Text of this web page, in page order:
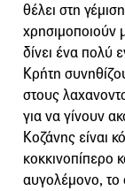
θέλει στη
χρησιμοποιούν
δίνει ένα πολύ
Κρήτη
στους
για να γίνουν
Κοζάνης είναι
κοκκινοπίπερο
αυγολέμονο, το